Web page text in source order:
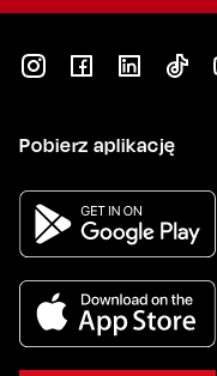
Pobierz aplikację